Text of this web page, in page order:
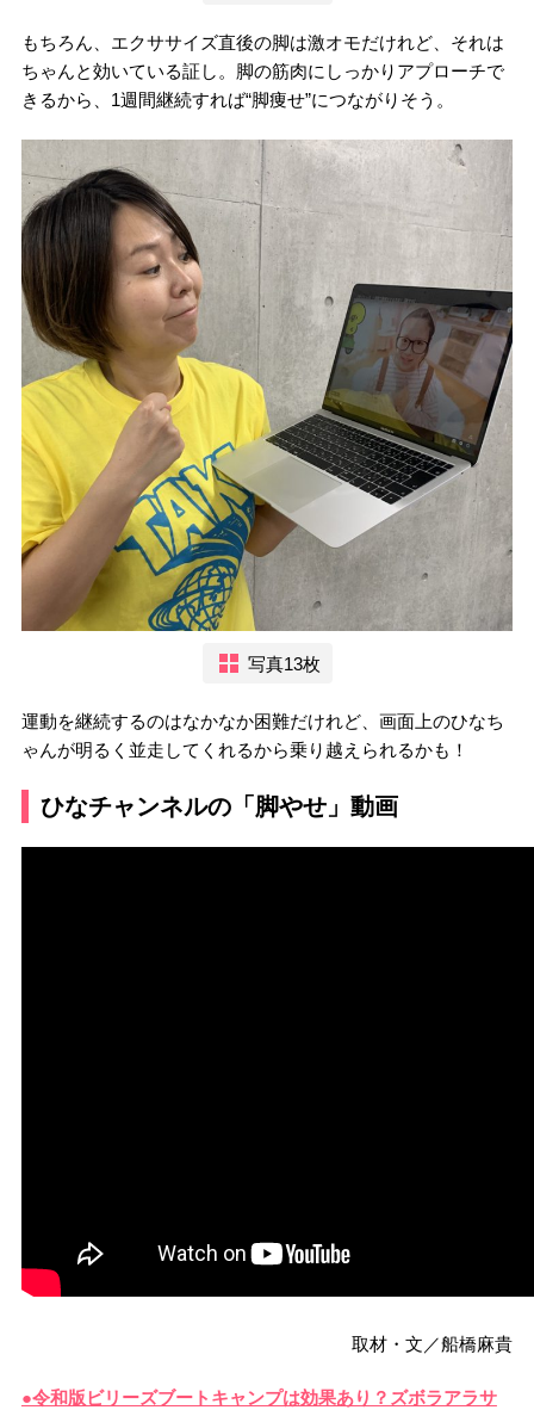
もちろん、エクササイズ直後の脚は激オモだけれど、それは
ちゃんと効いている証し。脚の筋肉にしっかりアプローチで
きるから、1週間継続すれば“脚痩せ”につながりそう。
写真13枚
運動を継続するのはなかなか困難だけれど、画面上のひなち
ゃんが明るく並走してくれるから乗り越えられるかも！
ひなチャンネルの「脚やせ」動画
取材・文／船橋麻貴
●令和版ビリーズブートキャンプは効果あり？ズボラアラサ